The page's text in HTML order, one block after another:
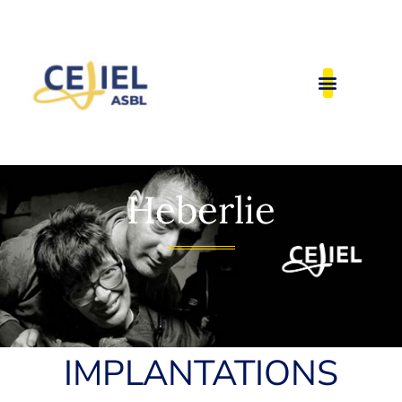
Heberlie
IMPLANTATIONS